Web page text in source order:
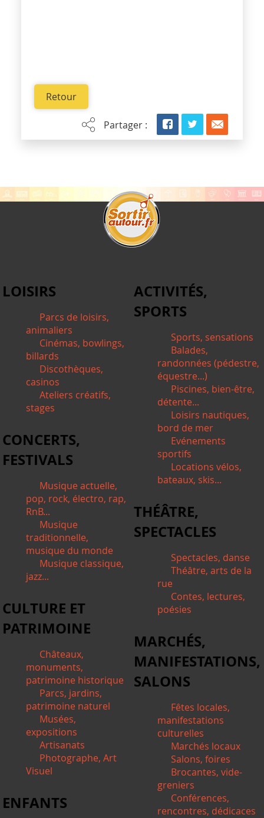
Retour
Partager :
LOISIRS
Parcs de loisirs,
animaliers
Cinémas, bowlings,
billards
Discothèques,
casinos
Ateliers créatifs,
stages
ACTIVITÉS,
SPORTS
Sports, sensations
Balades,
randonnées (pédestre,
équestre...)
Piscines, bien-être,
détente...
Loisirs nautiques,
bord de mer
Evénements
sportifs
Locations vélos,
bateaux, skis...
CONCERTS,
FESTIVALS
Musique actuelle,
pop, rock, électro, rap,
RnB...
Musique
traditionnelle,
musique du monde
Musique classique,
jazz...
THÉÂTRE,
SPECTACLES
Spectacles, danse
Théâtre, arts de la
rue
Contes, lectures,
poésies
CULTURE ET
PATRIMOINE
Châteaux,
monuments,
patrimoine historique
Parcs, jardins,
patrimoine naturel
Musées,
expositions
Artisanats
Photographe, Art
Visuel
MARCHÉS,
MANIFESTATIONS,
SALONS
Fêtes locales,
manifestations
culturelles
Marchés locaux
Salons, foires
Brocantes, vide-
greniers
Conférences,
rencontres, dédicaces
ENFANTS